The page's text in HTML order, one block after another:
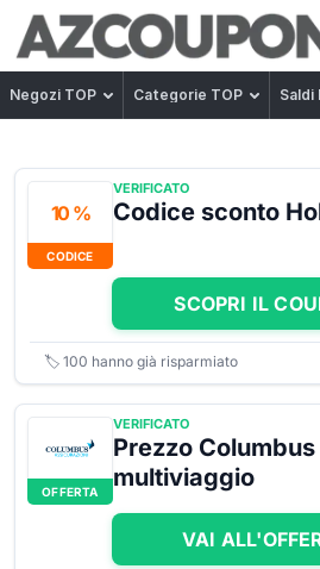
Negozi TOP Categorie TOP Saldi
10 %
CODICE
VERIFICATO
Codice sconto
SCOPRI IL
🏷️ 100 hanno già risparmiato
OFFERTA
VERIFICATO
Prezzo
multiviaggio
VAI